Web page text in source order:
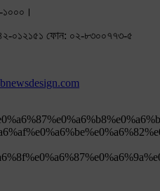
১০০০।
০১২১৫১ ফোন: ০২-৮৩০০৭৭৩-৫